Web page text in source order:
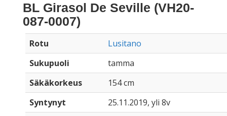
BL Girasol De Seville (VH20-
087-0007)
Rotu
Lusitano
Sukupuoli
tamma
Säkäkorkeus
154 cm
Syntynyt
25.11.2019, yli 8v